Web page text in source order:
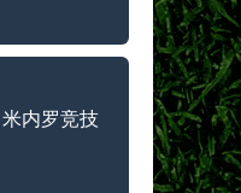
米内罗竞技